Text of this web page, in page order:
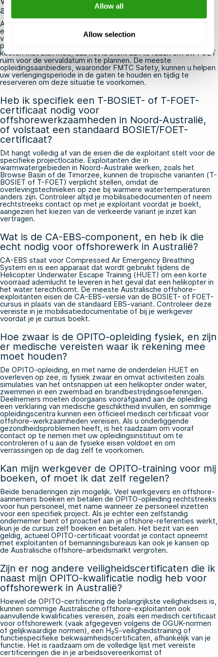
Allow all
Allow selection
afgerond?
Als uw OPITO-certificaat verloopt, moet u doorgaans opnieuw
een volledige BOSIET-cursus volgen in plaats van een FOET-
verlenging, aangezien de FOET alleen beschikbaar is voor
personen met een geldig certificaat. Dit brengt extra tijd en
kosten met zich mee, dus het is sterk aan te raden om uw FOET
ruim voor de vervaldatum in te plannen. De meeste
opleidingsaanbieders, waaronder FMTC Safety, kunnen u helpen
uw verlengingsperiode in de gaten te houden en tijdig te
reserveren om deze situatie te voorkomen.
Heb ik specifiek een T-BOSIET- of T-FOET-
certificaat nodig voor
offshorewerkzaamheden in Noord-Australië,
of volstaat een standaard BOSIET/FOET-
certificaat?
Dit hangt volledig af van de eisen die de exploitant stelt voor de
specifieke projectlocatie. Exploitanten die in
warmwatergebieden in Noord-Australië werken, zoals het
Browse Basin of de Timorzee, kunnen de tropische varianten (T-
BOSIET of T-FOET) verplicht stellen, omdat de
overlevingstechnieken op zee bij warmere watertemperaturen
anders zijn. Controleer altijd je mobilisatiedocumenten of neem
rechtstreeks contact op met je exploitant voordat je boekt,
aangezien het kiezen van de verkeerde variant je inzet kan
vertragen.
Wat is de CA-EBS-component, en heb ik die
echt nodig voor offshorewerk in Australië?
CA-EBS staat voor Compressed Air Emergency Breathing
System en is een apparaat dat wordt gebruikt tijdens de
Helicopter Underwater Escape Training (HUET) om een korte
voorraad ademlucht te leveren in het geval dat een helikopter in
het water terechtkomt. De meeste Australische offshore-
exploitanten eisen de CA-EBS-versie van de BOSIET- of FOET-
cursus in plaats van de standaard EBS-variant. Controleer deze
vereiste in je mobilisatiedocumentatie of bij je werkgever
voordat je je cursus boekt.
Hoe zwaar is de OPITO-opleiding fysiek, en zijn
er medische vereisten waar ik rekening mee
moet houden?
De OPITO-opleiding, en met name de onderdelen HUET en
overleven op zee, is fysiek zwaar en omvat activiteiten zoals
simulaties van het ontsnappen uit een helikopter onder water,
zwemmen in een zwembad en brandbestrijdingsoefeningen.
Deelnemers moeten doorgaans voorafgaand aan de opleiding
een verklaring van medische geschiktheid invullen, en sommige
opleidingscentra kunnen een officieel medisch certificaat voor
offshore-werkzaamheden vereisen. Als u onderliggende
gezondheidsproblemen heeft, is het raadzaam om vooraf
contact op te nemen met uw opleidingsinstituut om te
controleren of u aan de fysieke eisen voldoet en om
verrassingen op de dag zelf te voorkomen.
Kan mijn werkgever de OPITO-training voor mij
boeken, of moet ik dat zelf regelen?
Beide benaderingen zijn mogelijk. Veel werkgevers en offshore-
aannemers boeken en betalen de OPITO-opleiding rechtstreeks
voor hun personeel, met name wanneer ze personeel inzetten
voor een specifiek project. Als je echter een zelfstandig
ondernemer bent of proactief aan je offshore-referenties werkt,
kun je de cursus zelf boeken en betalen. Het bezit van een
geldig, actueel OPITO-certificaat voordat je contact opneemt
met exploitanten of bemanningsbureaus kan ook je kansen op
de Australische offshore-arbeidsmarkt vergroten.
Zijn er nog andere veiligheidscertificaten die ik
naast mijn OPITO-kwalificatie nodig heb voor
offshorewerk in Australië?
Hoewel de OPITO-certificering de belangrijkste veiligheidseis is,
kunnen sommige Australische offshore-exploitanten ook
aanvullende kwalificaties vereisen, zoals een medisch certificaat
voor offshorewerk (vaak afgegeven volgens de OGUK-normen
of gelijkwaardige normen), een H₂S-veiligheidstraining of
functiespecifieke bekwaamheidscertificaten, afhankelijk van je
functie. Het is raadzaam om de volledige lijst met vereiste
certificeringen die in je arbeidsovereenkomst of